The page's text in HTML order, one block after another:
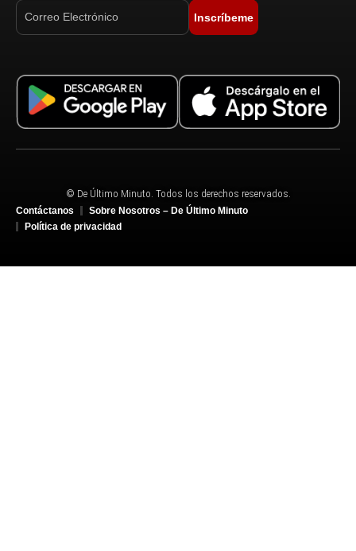
Inscríbeme
© De Último Minuto. Todos los derechos reservados.
Contáctanos
Sobre Nosotros – De Último Minuto
Política de privacidad